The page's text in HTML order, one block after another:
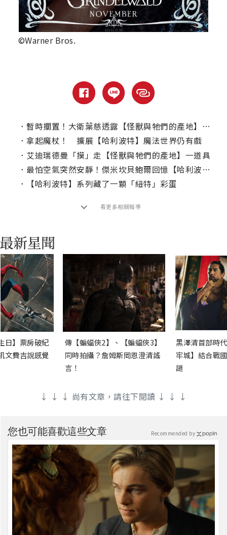
©Warner Bros.
． 暫時擱置！大衛葉慈透露【怪獸與牠們的產地】動向
． 拿起魔杖！ 擴展【哈利波特】魔法世界仍有戲
． 艾迪瑞德曼「摸」走【怪獸與牠們的產地】一道具
． 最怕空氣突然安靜！傑米坎貝鮑爾回憶【哈利波特】超糗試鏡
．
【哈利波特】系列藏了一顆「紐特」彩蛋
看更多相關報導
日】票房破紀
文費吉說感覺
傳【蝙蝠俠2】、【蝙蝠俠3】
同時拍攝？詹姆斯岡恩澄清謠
言！
黑澤清首部時
牢城】結合戰
謎
↓ ↓ ↓ 尚有文章，請往下閱讀 ↓ ↓ ↓
您也可能喜歡這些文章 Recommended by